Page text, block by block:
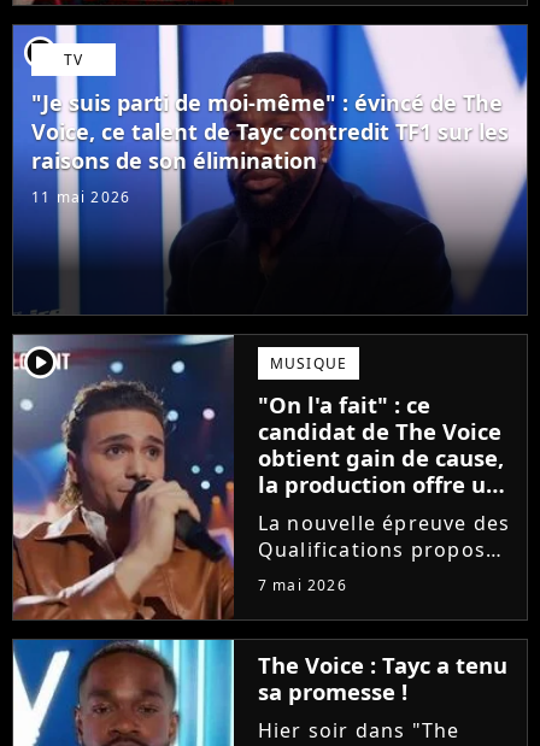
des programmes. Le
prochain épisode de
The Voice, consacré aux
Performances, est
avancé d'un jour. La...
player2 TV
"Je suis parti de moi-même" : évincé de The
Voice, ce talent de Tayc contredit TF1 sur les
raisons de son élimination
11 mai 2026
player2 MUSIQUE
"On l'a fait" : ce
candidat de The Voice
obtient gain de cause,
la production offre une
compensation à tous
les talents
La nouvelle épreuve des
Qualifications proposée
dans The Voice est loin
Furieux d'avoir vu sa
prestation être
raccourcie au montage,
Yanis Si Ah est monté
au...
7 mai 2026
The Voice : Tayc a tenu
sa promesse !
Hier soir dans "The